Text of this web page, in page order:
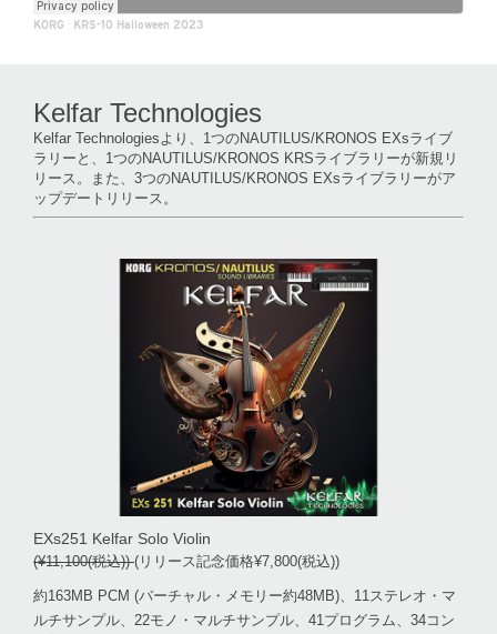
KORG · KRS-10 Halloween 2023
Kelfar Technologies
Kelfar Technologiesより、1つのNAUTILUS/KRONOS EXsライブ
ラリーと、1つのNAUTILUS/KRONOS KRSライブラリーが新規リ
リース。また、3つのNAUTILUS/KRONOS EXsライブラリーがア
ップデートリリース。
EXs251 Kelfar Solo Violin
(¥11,100(税込))(リリース記念価格¥7,800(税込))
約163MB PCM (バーチャル・メモリー約48MB)、11ステレオ・マ
ルチサンプル、22モノ・マルチサンプル、41プログラム、34コン